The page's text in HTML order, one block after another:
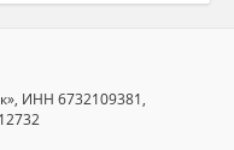
ИНН 6732109381,